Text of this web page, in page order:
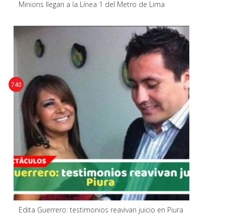
Minions llegan a la Línea 1 del Metro de Lima
Edita Guerrero: testimonios reavivan juicio en Piura
740